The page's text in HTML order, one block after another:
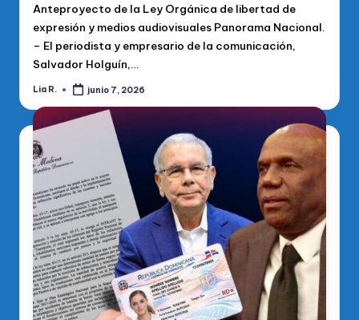
Anteproyecto de la Ley Orgánica de libertad de
expresión y medios audiovisuales Panorama Nacional.
– El periodista y empresario de la comunicación,
Salvador Holguín,…
Publicado
Lia R. junio 7, 2026